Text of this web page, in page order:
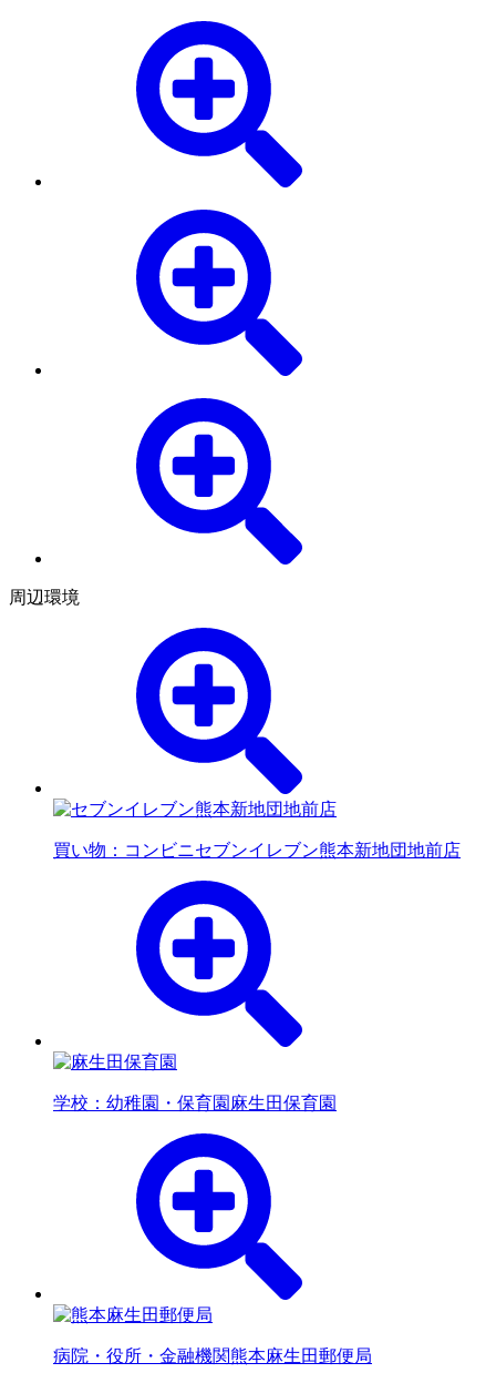
周辺環境
買い物：コンビニセブンイレブン熊本新地団地前店
学校：幼稚園・保育園 麻生田保育園
病院・役所・金融機関熊本麻生田郵便局